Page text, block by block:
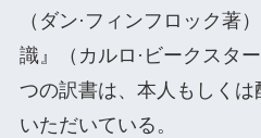
（ダン·フィンフロック著
識』（カルロ·ビークスタ
つの訳書は、本人もしく
いただいている。